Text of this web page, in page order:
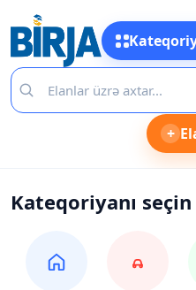
+
Kateqoriyanı seçin